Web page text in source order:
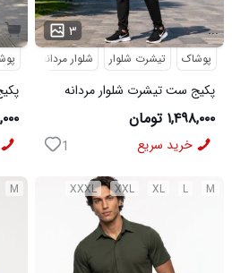
۳ ...
پوشاک تیشرت شلوار شلوار مردانه کفش
پکیج ست تیشرت شلوار مردانه
361 مدل W15 کفش ورزشی
مردانه مدل pavlo
۱,۴۹۸,۰۰۰ تومان
خرید سریع 1
M M
L
XL
XXL
XXXL